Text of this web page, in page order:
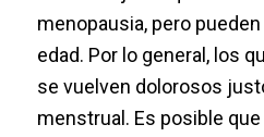
menopausia, pero
edad. Por lo general, los
se vuelven dolorosos
menstrual. Es posible